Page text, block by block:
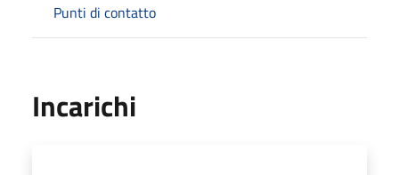
Punti di contatto
Incarichi